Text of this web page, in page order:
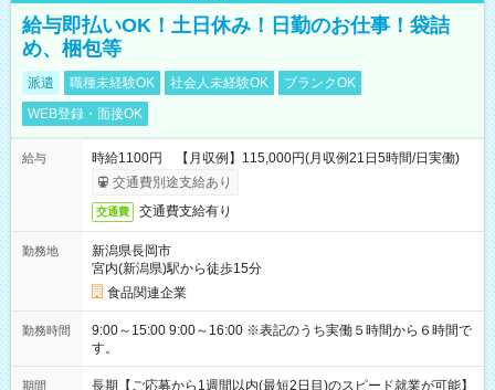
給与即払いOK！土日休み！日勤のお仕事！袋詰
め、梱包等
派遣 職種未経験OK 社会人未経験OK
ブランクOK
WEB登録・面接OK
給与
時給1100円 【月収例】115,000円(月収例21日5時間/日実働)
交通費別途支給あり
交通費 交通費支給有り
勤務地
新潟県長岡市
宮内(新潟県)駅から徒歩15分
食品関連企業
勤務時間
9:00～15:00 9:00～16:00 ※表記のうち実働５時間から６時間で
す。
期間 長期【ご応募から1週間以内(最短2日目)のスピード就業が可能】